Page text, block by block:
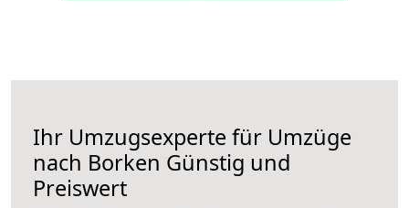
Ihr Umzugsexperte für Umzüge
nach Borken Günstig und
Preiswert